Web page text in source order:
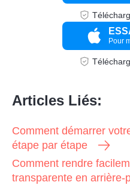
Pour
Articles Liés:
Comment démarrer
étape par étape
Comment rendre
transparente en arrière-